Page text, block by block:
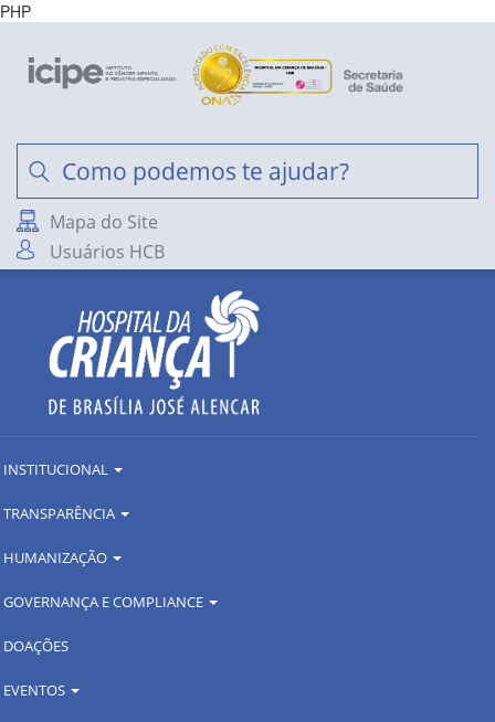
PHP
Mapa do Site
Usuários HCB
INSTITUCIONAL
TRANSPARÊNCIA
HUMANIZAÇÃO
GOVERNANÇA E COMPLIANCE
DOAÇÕES
EVENTOS